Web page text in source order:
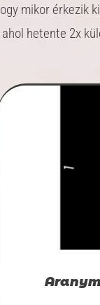
mikor érkezik
hetente 2x